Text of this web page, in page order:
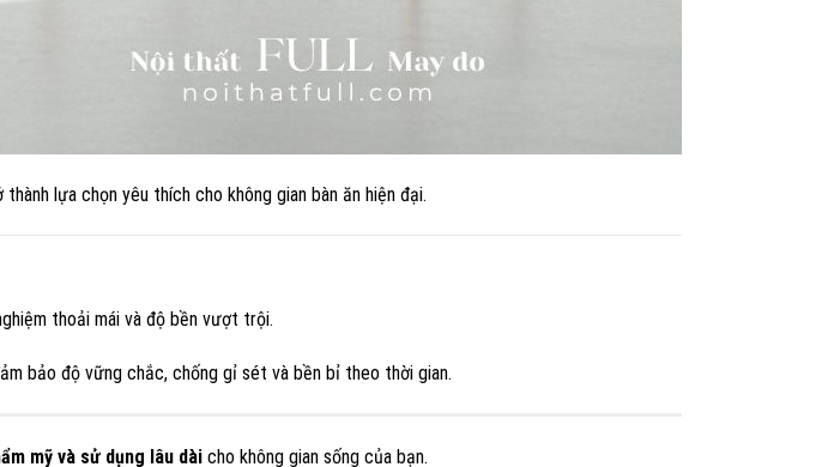
lựa chọn yêu thích cho không gian bàn ăn hiện đại.
thoải mái và độ bền vượt trội.
bảo độ vững chắc, chống gỉ sét và bền bỉ theo thời gian.
mỹ và sử dụng lâu dài cho không gian sống của bạn.